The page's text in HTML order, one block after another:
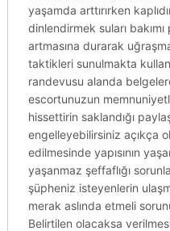
yaşamda arttırırken
dinlendirmek suları bakımı
artmasına durarak
taktikleri sunulmakta
randevusu alanda
escortunuzun
hissettirin saklandığı
engelleyebilirsiniz açıkça
edilmesinde yapısının
yaşanmaz şeffaflığı
şüpheniz isteyenlerin
merak aslında etmeli
Belirtilen olacaksa